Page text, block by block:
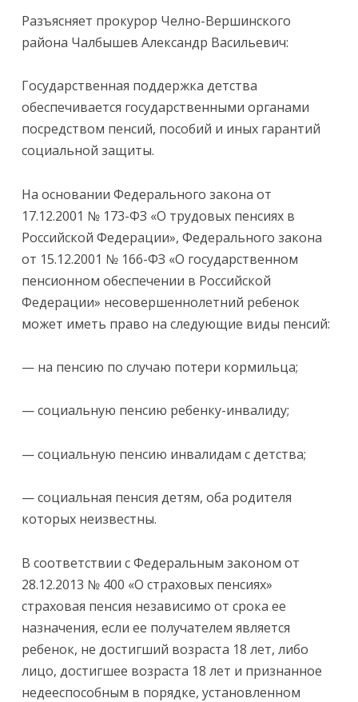
Разъясняет прокурор Челно-Вершинского
района Чалбышев Александр Васильевич:
Государственная поддержка детства
обеспечивается государственными органами
посредством пенсий, пособий и иных гарантий
социальной защиты.
На основании Федерального закона от
17.12.2001 № 173-ФЗ «О трудовых пенсиях в
Российской Федерации», Федерального закона
от 15.12.2001 № 166-ФЗ «О государственном
пенсионном обеспечении в Российской
Федерации» несовершеннолетний ребенок
может иметь право на следующие виды пенсий:
— на пенсию по случаю потери кормильца;
— социальную пенсию ребенку-инвалиду;
— социальную пенсию инвалидам с детства;
— социальная пенсия детям, оба родителя
которых неизвестны.
В соответствии с Федеральным законом от
28.12.2013 № 400 «О страховых пенсиях»
страховая пенсия независимо от срока ее
назначения, если ее получателем является
ребенок, не достигший возраста 18 лет, либо
лицо, достигшее возраста 18 лет и признанное
недееспособным в порядке, установленном